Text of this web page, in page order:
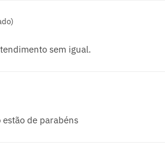
sem igual.
de parabéns